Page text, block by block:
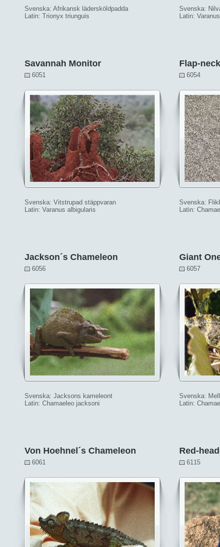
Svenska: Afrikansk lädersköldpadda
Latin: Trionyx triunguis
Svenska:
Latin:
Savannah Monitor
6051
Svenska: Vitstrupad stäppvaran
Latin: Varanus albigularis
Flap-
6054
Svenska:
Latin:
Jackson´s Chameleon
6056
Svenska: Jacksons kameleont
Latin: Chamaeleo jacksoni
Giant
6057
Svenska:
Latin:
Von Hoehnel´s Chameleon
6061
Red-
6115